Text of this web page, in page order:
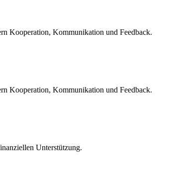
Kooperation, Kommunikation und Feedback.
Kooperation, Kommunikation und Feedback.
Unterstützung.